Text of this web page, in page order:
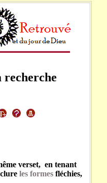
recherche
verset, en tenant
les formes fléchies,